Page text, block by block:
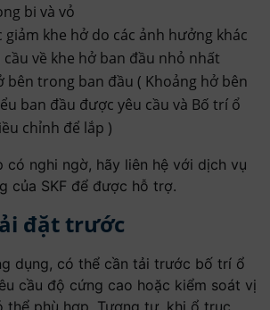
bi và vỏ
giảm khe hở do các ảnh hưởng khác
cầu về khe hở ban đầu nhỏ nhất
bên trong ban đầu ( Khoảng hở bên
ban đầu được yêu cầu và Bố trí ổ
chỉnh để lắp )
có nghi ngờ, hãy liên hệ với dịch vụ
của SKF để ​​được hỗ trợ.
đặt trước
dụng, có thể cần tải trước bố trí ổ
cầu độ cứng cao hoặc kiểm soát vị